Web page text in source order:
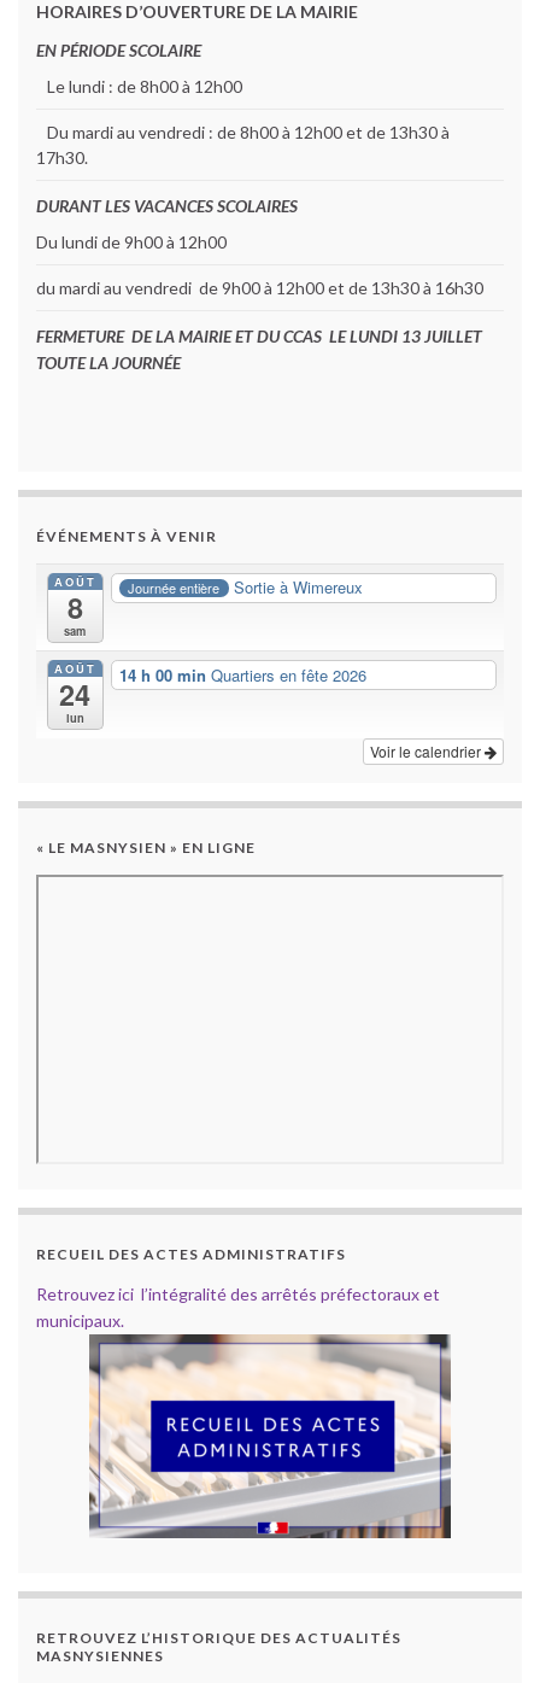
HORAIRES D’OUVERTURE DE LA MAIRIE
EN PÉRIODE SCOLAIRE
Le lundi : de 8h00 à 12h00
Du mardi au vendredi : de 8h00 à 12h00 et de 13h30 à
17h30.
DURANT LES VACANCES SCOLAIRES
Du lundi de 9h00 à 12h00
du mardi au vendredi de 9h00 à 12h00 et de 13h30 à 16h30
FERMETURE DE LA MAIRIE ET DU CCAS LE LUNDI 13 JUILLET
TOUTE LA JOURNÉE
ÉVÉNEMENTS À VENIR
AOÛT
8
sam
Journée entière Sortie à Wimereux
AOÛT
24
lun
14 h 00 min Quartiers en fête 2026
Voir le calendrier
« LE MASNYSIEN » EN LIGNE
RECUEIL DES ACTES ADMINISTRATIFS
Retrouvez ici l’intégralité des arrêtés préfectoraux et
municipaux.
RETROUVEZ L’HISTORIQUE DES ACTUALITÉS
MASNYSIENNES